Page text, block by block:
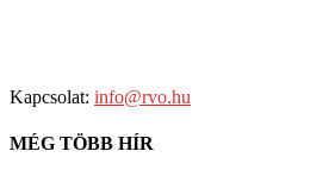
Kapcsolat: info@rvo.hu
MÉG TÖBB HÍR